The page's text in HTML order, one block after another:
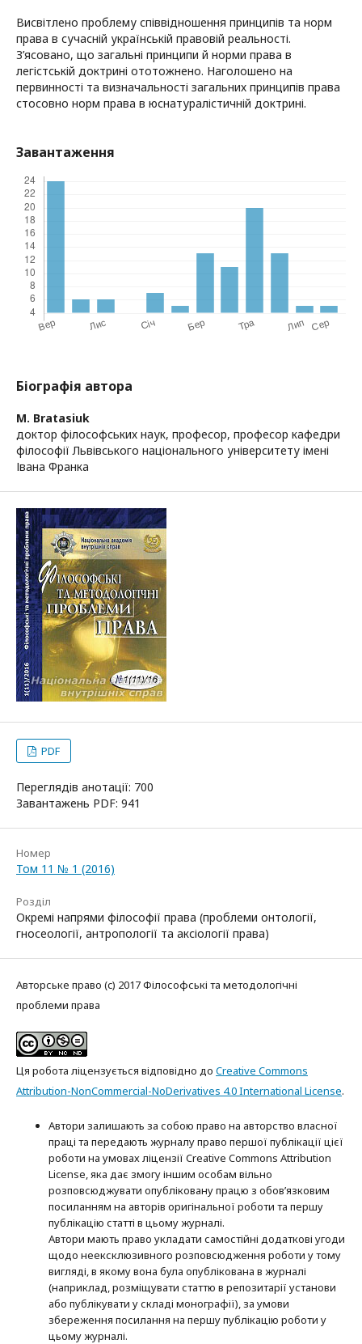
Висвітлено проблему співвідношення принципів та норм
права в сучасній українській правовій реальності.
З’ясовано, що загальні принципи й норми права в
легістській доктрині ототожнено. Наголошено на
первинності та визначальності загальних принципів права
стосовно норм права в юснатуралістичній доктрині.
Завантаження
Біографія автора
M. Bratasiuk
доктор філософських наук, професор, професор кафедри
філософії Львівського національного університету імені
Івана Франка
PDF
Переглядів анотації: 700
Завантажень PDF: 941
Номер
Том 11 № 1 (2016)
Розділ
Окремі напрями філософії права (проблеми онтології,
гносеології, антропології та аксіології права)
Авторське право (c) 2017 Філософські та методологічні
проблеми права
Ця робота ліцензується відповідно до Creative Commons
Attribution-NonCommercial-NoDerivatives 4.0 International License.
Автори залишають за собою право на авторство власної
праці та передають журналу право першої публікації цієї
роботи на умовах ліцензії Creative Commons Attribution
License, яка дає змогу іншим особам вільно
розповсюджувати опубліковану працю з обов’язковим
посиланням на авторів оригінальної роботи та першу
публікацію статті в цьому журналі.
Автори мають право укладати самостійні додаткові угоди
щодо неексклюзивного розповсюдження роботи у тому
вигляді, в якому вона була опублікована в журналі
(наприклад, розміщувати статтю в репозитарії установи
або публікувати у складі монографії), за умови
збереження посилання на першу публікацію роботи у
цьому журналі.